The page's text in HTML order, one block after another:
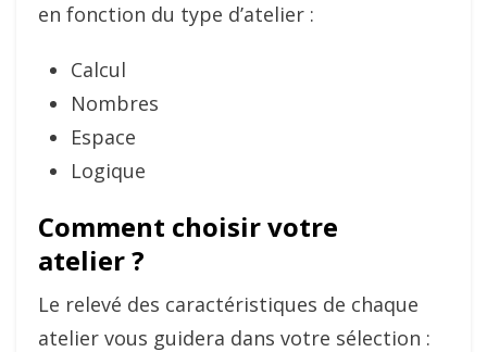
en fonction du type d’atelier :
Calcul
Nombres
Espace
Logique
Comment choisir votre
atelier ?
Le relevé des caractéristiques de chaque
atelier vous guidera dans votre sélection :